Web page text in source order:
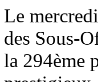
Le
des Sous-
la 294ème